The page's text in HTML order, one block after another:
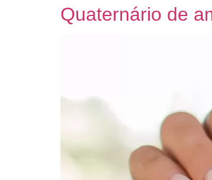
Quaternário de